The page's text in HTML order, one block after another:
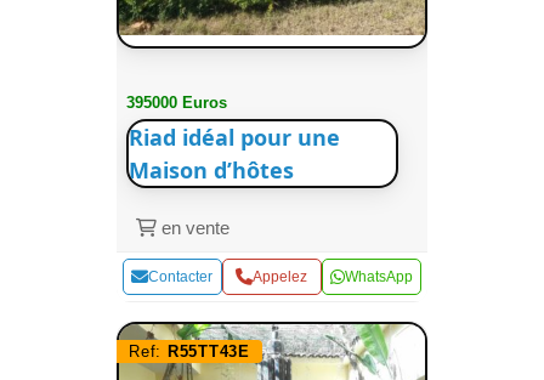
395000 Euros
Riad idéal pour une
Maison d’hôtes
en vente
Contacter Appelez WhatsApp
Ref: R55TT43E